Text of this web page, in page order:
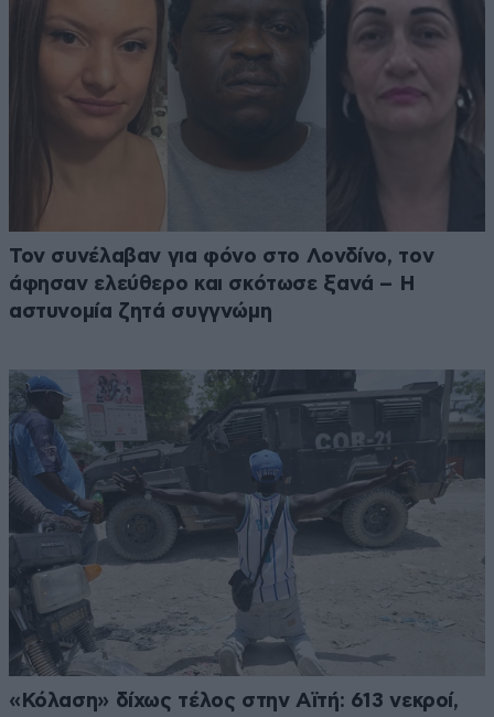
Τον συνέλαβαν για φόνο στο Λονδίνο, τον
άφησαν ελεύθερο και σκότωσε ξανά – Η
αστυνομία ζητά συγγνώμη
«Κόλαση» δίχως τέλος στην Αϊτή: 613 νεκροί,